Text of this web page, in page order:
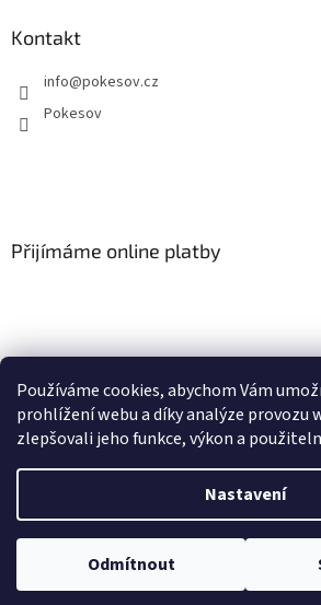
Používáme cookies, abychom Vám
prohlížení webu a díky analýze provozu
zlepšovali jeho funkce, výkon a
Nastavení
Odmítnout
U vybraných produktů může být objednávka
Kontakt
info@pokesov.cz
Pokesov
Přijímáme online platby
SLOVNÍČEK POJMŮ
Vytvořil Shoptet
Copyright 2026Pokešov s.r.o. .